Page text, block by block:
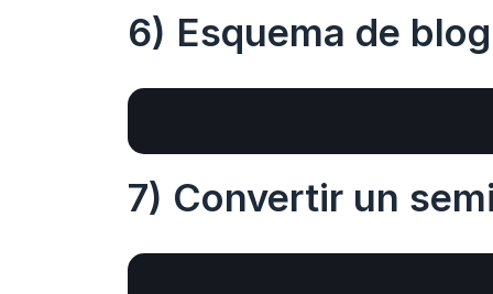
6) Esquema de
7) Convertir un